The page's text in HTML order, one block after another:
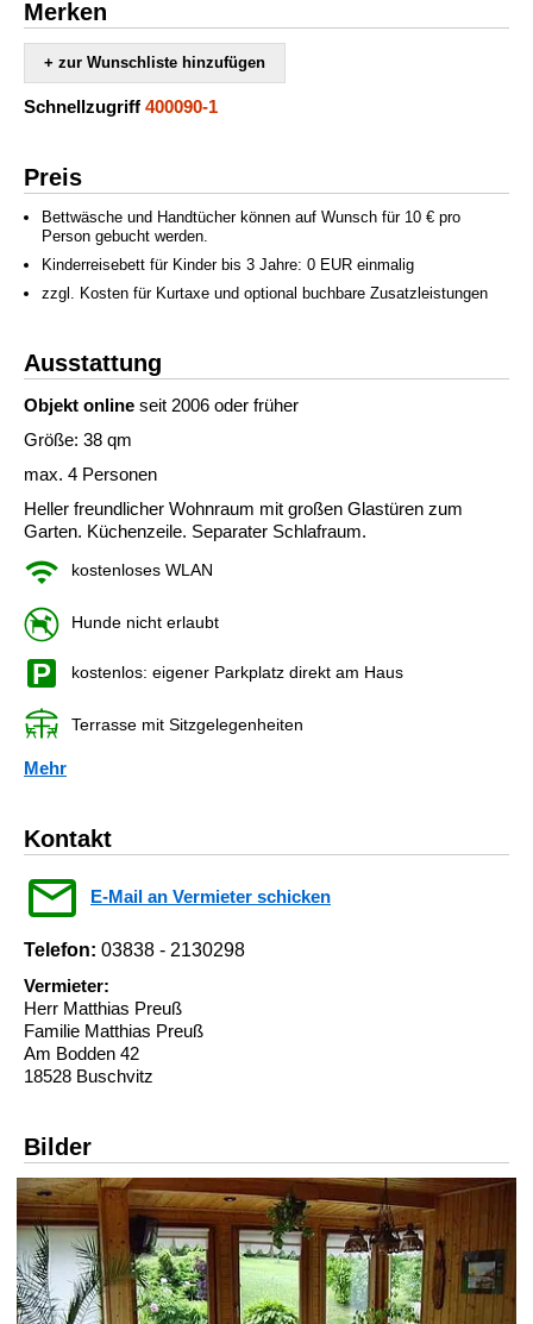
Merken
+ zur Wunschliste hinzufügen
Schnellzugriff 400090-1
Preis
Bettwäsche und Handtücher können auf Wunsch für 10 € pro
Person gebucht werden.
Kinderreisebett für Kinder bis 3 Jahre: 0 EUR einmalig
zzgl. Kosten für Kurtaxe und optional buchbare Zusatzleistungen
Ausstattung
Objekt online seit 2006 oder früher
Größe: 38 qm
max. 4 Personen
Heller freundlicher Wohnraum mit großen Glastüren zum
Garten. Küchenzeile. Separater Schlafraum.
kostenloses WLAN
Hunde nicht erlaubt
kostenlos: eigener Parkplatz direkt am Haus
Terrasse mit Sitzgelegenheiten
Mehr
Kontakt
E-Mail an Vermieter schicken
Telefon: 03838 - 2130298
Vermieter:
Herr Matthias Preuß
Familie Matthias Preuß
Am Bodden 42
18528 Buschvitz
Bilder